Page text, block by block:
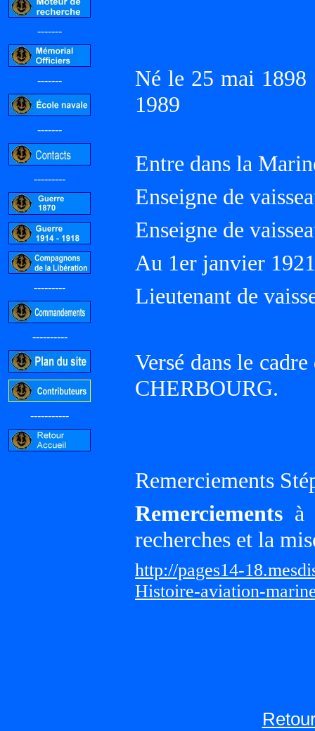
-------
-------
-------
---------
---------
----------
-----------
Né le 25 mai
1989
Entre dans la
Enseigne de
Enseigne de
Au 1er janvier
Lieutenant de
Versé dans le
CHERBOURG.
Remerciements
Remerciements à
recherches et la
http://pages14-
Histoire-aviation-